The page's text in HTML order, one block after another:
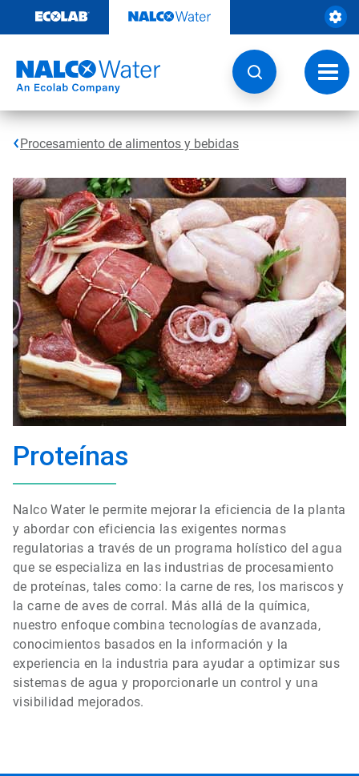
contenido
Botón
de
Procesamiento de alimentos y bebidas
Proteínas
Nalco Water le permite mejorar la eficiencia de la planta
y abordar con eficiencia las exigentes normas
regulatorias a través de un programa holístico del agua
que se especializa en las industrias de procesamiento
de proteínas, tales como: la carne de res, los mariscos y
la carne de aves de corral. Más allá de la química,
nuestro enfoque combina tecnologías de avanzada,
conocimientos basados en la información y la
experiencia en la industria para ayudar a optimizar sus
sistemas de agua y proporcionarle un control y una
visibilidad mejorados.